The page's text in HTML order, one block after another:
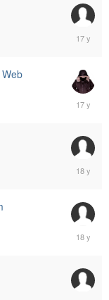
April
2,
October
25,
March
11,
26,